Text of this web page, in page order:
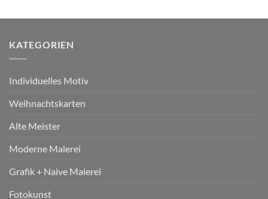
KATEGORIEN
Individuelles Motiv
Weihnachtskarten
Alte Meister
Moderne Malerei
Grafik + Naive Malerei
Fotokunst